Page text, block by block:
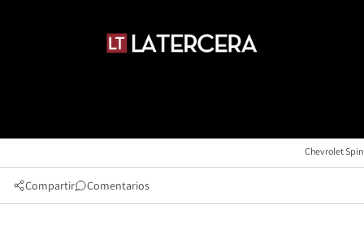
Chevrolet Spin
Compartir Comentarios